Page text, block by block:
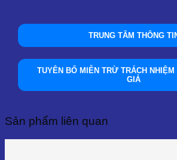
TRUNG TÂM THÔNG
TUYÊN BỐ MIỄN TRỪ TRÁCH
GIẢ
Sản phẩm liên quan